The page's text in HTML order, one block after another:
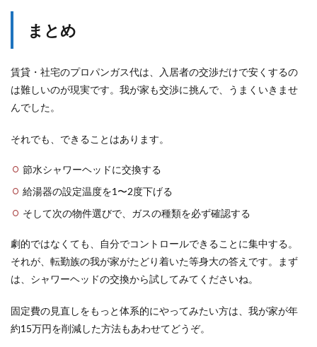
まとめ
賃貸・社宅のプロパンガス代は、入居者の交渉だけで安くするの
は難しいのが現実です。我が家も交渉に挑んで、うまくいきませ
んでした。
それでも、できることはあります。
節水シャワーヘッドに交換する
給湯器の設定温度を1〜2度下げる
そして次の物件選びで、ガスの種類を必ず確認する
劇的ではなくても、自分でコントロールできることに集中する。
それが、転勤族の我が家がたどり着いた等身大の答えです。まず
は、シャワーヘッドの交換から試してみてくださいね。
固定費の見直しをもっと体系的にやってみたい方は、我が家が年
約15万円を削減した方法もあわせてどうぞ。